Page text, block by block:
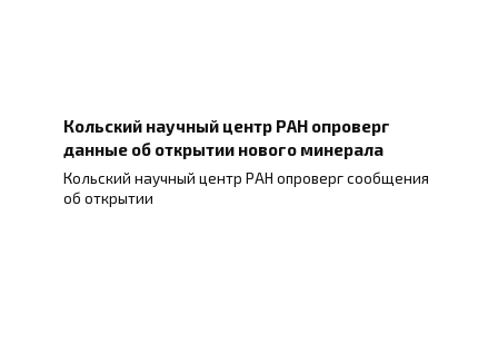
Кольский научный центр РАН опроверг
данные об открытии нового минерала
Кольский научный центр РАН опроверг сообщения
об открытии